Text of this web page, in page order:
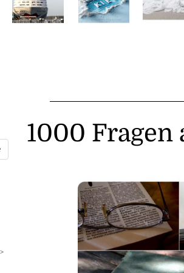
1000 Fragen